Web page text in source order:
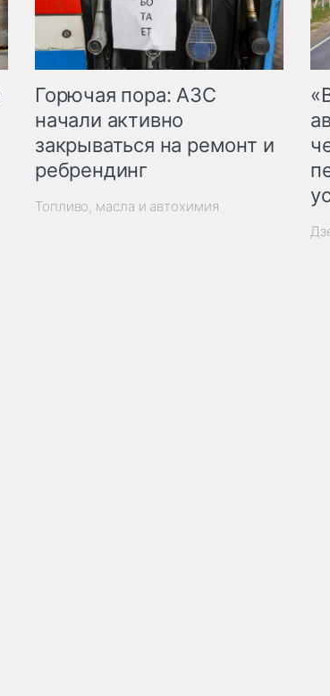
Горючая пора: АЗС
начали активно
закрываться на ремонт и
ребрендинг
Топливо, масла и автохимия